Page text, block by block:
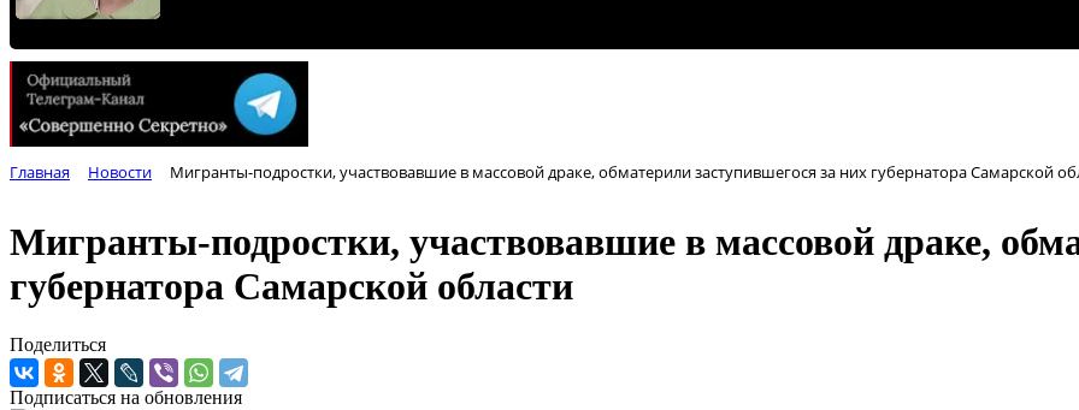
Главная Новости Мигранты-подростки, участвовавшие в массовой драке, обматерили заступившегося за них губернатора Самарской
Мигранты-подростки, участвовавшие в массовой драке,
губернатора Самарской области
Поделиться
Подписаться на обновления